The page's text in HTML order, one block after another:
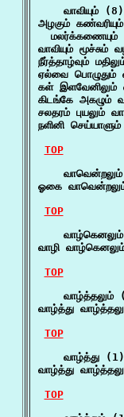
    வாவியும் (8)
அழகும்
மலர்க்கணையும்
வாவியும்
நீர்த்தாழ்வும்
ஏல்வை பொழுதும்
கள் இளவேனிலும்
கிடங்கே அகழும்
சலதரம் புயலும்
நளினி
TOP
வாவென்றலும்
ஓகை
TOP
வாழி
TOP
வாழ்த்தலும்
வாழ்த்து
TOP
    வாழ்த்து (1)
வாழ்த்து
TOP